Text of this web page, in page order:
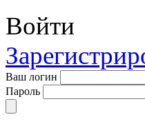
Войти
Ваш логин
Пароль